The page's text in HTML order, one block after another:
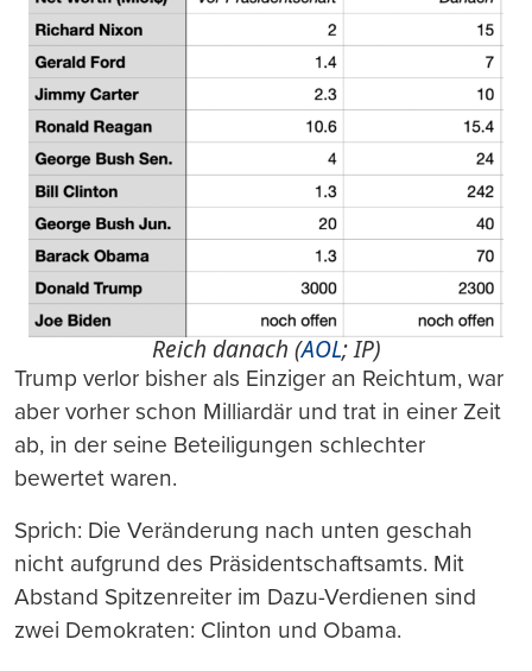
Reich danach (AOL; IP)
Trump verlor bisher als Einziger an Reichtum, war
aber vorher schon Milliardär und trat in einer Zeit
ab, in der seine Beteiligungen schlechter
bewertet waren.
Sprich: Die Veränderung nach unten geschah
nicht aufgrund des Präsidentschaftsamts. Mit
Abstand Spitzenreiter im Dazu-Verdienen sind
zwei Demokraten: Clinton und Obama.